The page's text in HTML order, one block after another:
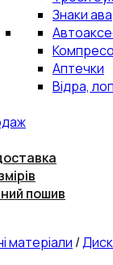
Знаки
Аптечки
Відра,
пошив
матеріали /